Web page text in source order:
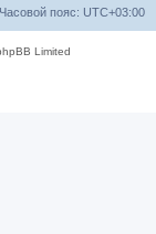
Часовой пояс: UTC+03:00
Limited